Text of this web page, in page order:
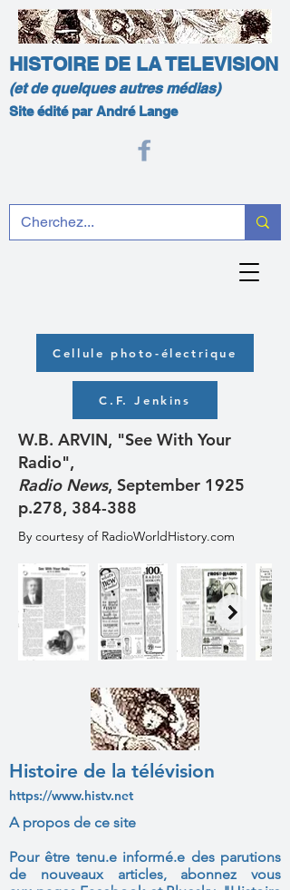
HISTOIRE DE LA TELEVISION
(et de quelques autres médias)
Site édité par André Lange
Cellule photo-électrique
C.F. Jenkins
W.B. ARVIN, "See With Your
Radio",
Radio News, September 1925
p.278, 384-388
By courtesy of RadioWorldHistory.com
Histoire de la télévision
https://www.histv.net
A propos de ce site
Pour être tenu.e informé.e des parutions
de nouveaux articles, abonnez vous